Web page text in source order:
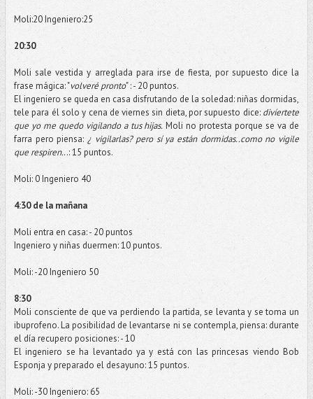
Moli:20 Ingeniero:25
20:30
Moli sale vestida y arreglada para irse de fiesta, por supuesto dice la
frase mágica: "volveré pronto" : - 20 puntos.
El ingeniero se queda en casa disfrutando de la soledad: niñas dormidas,
tele para él solo y cena de viernes sin dieta, por supuesto dice: divíertete
que yo me quedo vigilando a tus hijas. Moli no protesta porque se va de
farra pero piensa: ¿ vigilarlas? pero sí ya están dormidas..como no vigile
que respiren...: 15 puntos.
Moli: 0 Ingeniero 40
4:30 de la mañana
Moli entra en casa: - 20 puntos
Ingeniero y niñas duermen: 10 puntos.
Moli: -20 Ingeniero 50
8:30
Moli consciente de que va perdiendo la partida, se levanta y se toma un
ibuprofeno. La posibilidad de levantarse ni se contempla, piensa: durante
el día recupero posiciones: - 10
El ingeniero se ha levantado ya y está con las princesas viendoBob
Esponja y preparado el desayuno: 15 puntos.
Moli: -30 Ingeniero: 65